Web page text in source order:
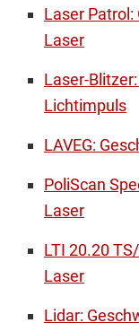
Laser
Laser
Laser-
Lichtimpuls
LAVEG:
PoliScan
Laser
LTI 20.20
Laser
Lidar: